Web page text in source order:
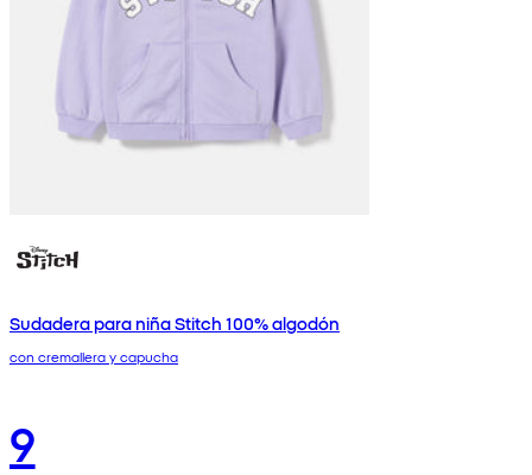
Sudadera para niña Stitch 100% algodón
con cremallera y capucha
9